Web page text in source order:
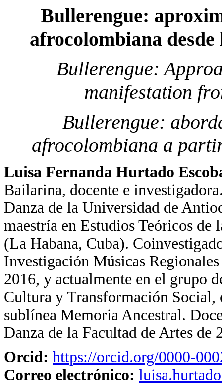
Bullerengue:
afrocolombiana
Bullerengue:
manifestation
Bullerengue:
afrocolombiana a
Luisa Fernanda Hurtado
Bailarina, docente e
Danza de la Universidad de
maestría en Estudios Teóricos
(La Habana, Cuba).
Investigación Músicas
2016, y actualmente en el grupo
Cultura y Transformación
sublínea Memoria Ancestral.
Danza de la Facultad de Artes de
Orcid: https://orcid.org/0000-
Correo electrónico: